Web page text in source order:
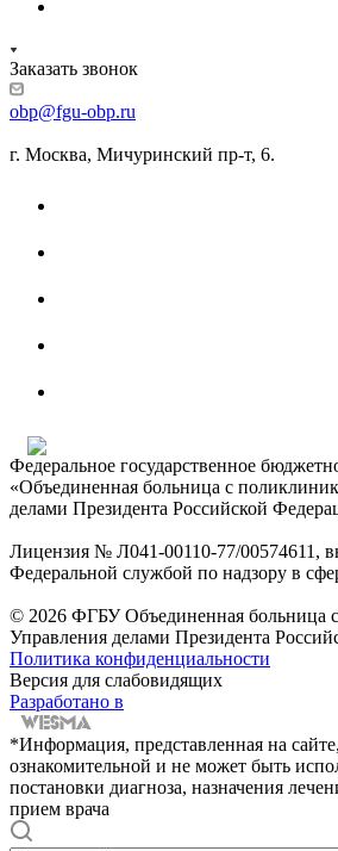
Заказать звонок
obp@fgu-obp.ru
г. Москва, Мичуринский пр-т, 6.
Федеральное государственное
«Объединенная больница с
делами Президента Российской
Лицензия № Л041-00110-77/00574611,
Федеральной службой по надзору в
© 2026 ФГБУ Объединенная больница
Управления делами Президента
Политика конфиденциальности
Версия для слабовидящих
Разработано в
*Информация, представленная на
ознакомительной и не может быть
постановки диагноза, назначения
прием врача